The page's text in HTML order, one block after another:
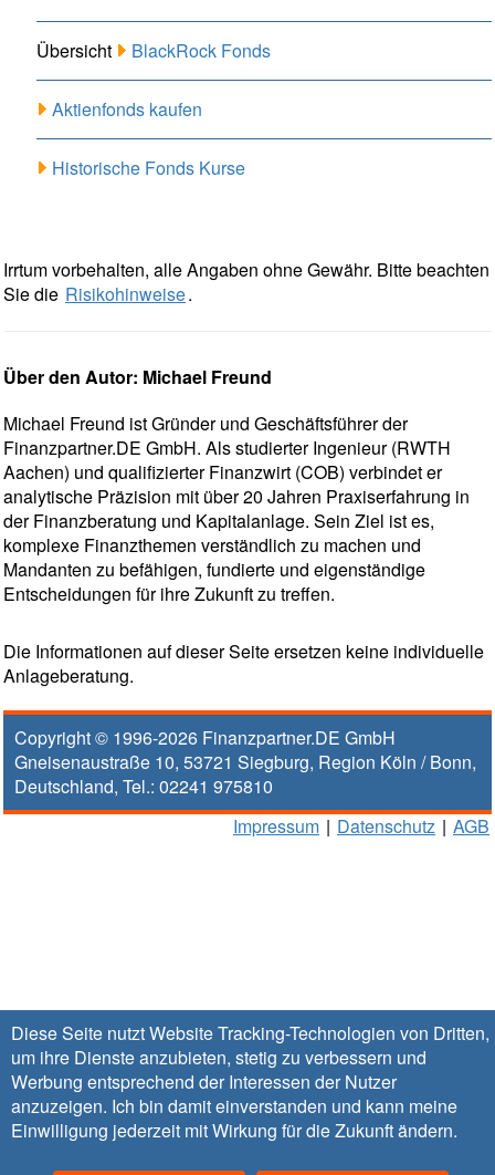
Diese Seite nutzt Website Tracking-Technologien von Dritten,
um ihre Dienste anzubieten, stetig zu verbessern und
Werbung entsprechend der Interessen der Nutzer
anzuzeigen. Ich bin damit einverstanden und kann meine
Einwilligung jederzeit mit Wirkung für die Zukunftändern.
Übersicht BlackRock Fonds
Aktienfonds kaufen
Historische Fonds Kurse
Irrtum vorbehalten, alle Angaben ohne Gewähr. Bitte beachten
Sie die Risikohinweise.
Über den Autor: Michael Freund
Michael Freund ist Gründer und Geschäftsführer der
Finanzpartner.DE GmbH. Als studierter Ingenieur (RWTH
Aachen) und qualifizierter Finanzwirt (COB) verbindet er
analytische Präzision mit über 20 Jahren Praxiserfahrung in
der Finanzberatung und Kapitalanlage. Sein Ziel ist es,
komplexe Finanzthemen verständlich zu machen und
Mandanten zu befähigen, fundierte und eigenständige
Entscheidungen für ihre Zukunft zu treffen.
Die Informationen auf dieser Seite ersetzen keine individuelle
Anlageberatung.
Copyright © 1996-2026 Finanzpartner.DE GmbH
Gneisenaustraße 10, 53721 Siegburg, Region Köln / Bonn,
Deutschland, Tel.: 02241 975810
Impressum | Datenschutz | AGB